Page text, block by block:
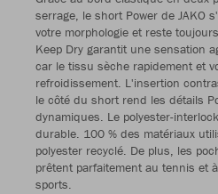
serrage, le short Power de JAKO
votre morphologie et reste
Keep Dry garantit une sensation
car le tissu sèche rapidement et
refroidissement. L'insertion
le côté du short rend les détails
dynamiques. Le polyester-
durable. 100 % des matériaux
polyester recyclé. De plus, les
prêtent parfaitement au tennis et
sports.